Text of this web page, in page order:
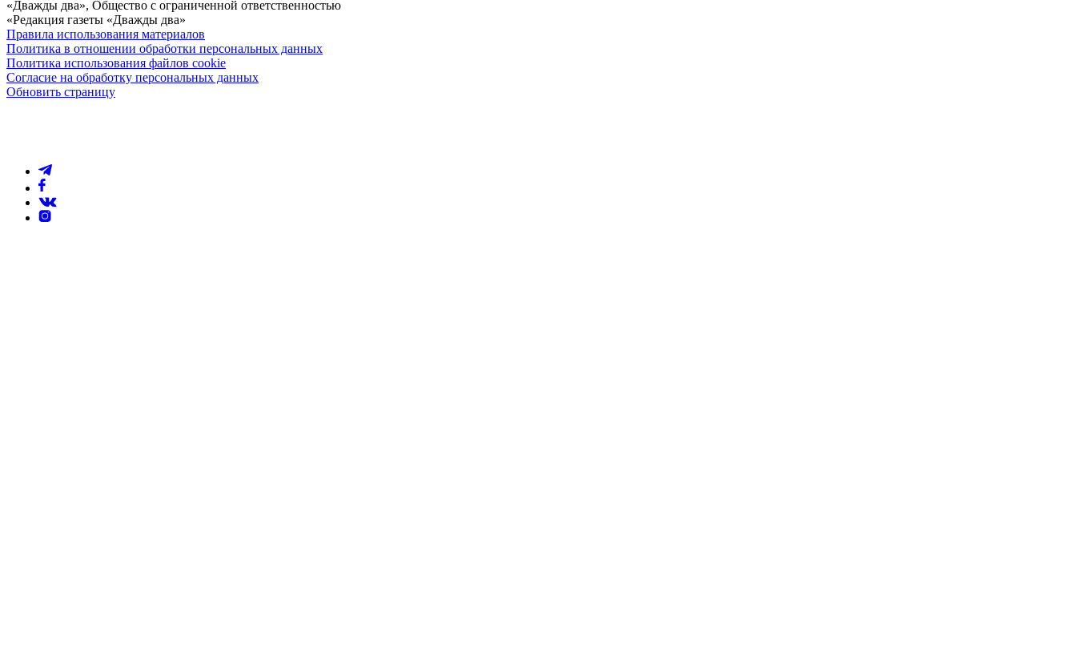
«Дважды два», Общество с ограниченной ответственностью
«Редакция газеты «Дважды два»
Правила использования материалов
Политика в отношении обработки персональных данных
Политика использования файлов cookie
Согласие на обработку персональных данных
Обновить страницу